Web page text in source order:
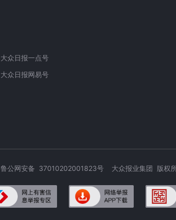
大众日报一点号
大众日报网易号
鲁公网安备 37010202001823号 大众报业集团 版